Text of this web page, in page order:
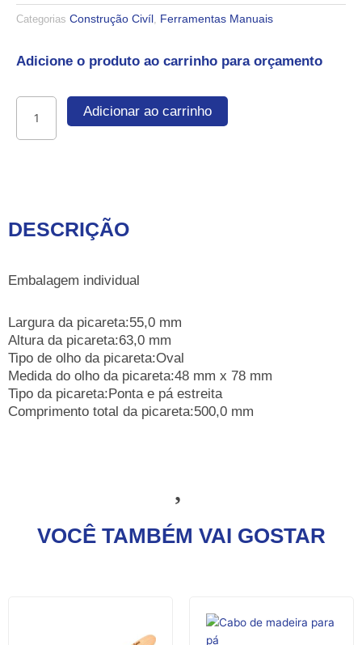
Categorias Construção Civíl, Ferramentas Manuais
Adicione o produto ao carrinho para orçamento
(ponta
e
Adicionar ao carrinho
DESCRIÇÃO
Embalagem individual
Largura da picareta:55,0 mm
Altura da picareta:63,0 mm
Tipo de olho da picareta:Oval
Medida do olho da picareta:48 mm x 78 mm
Tipo da picareta:Ponta e pá estreita
Comprimento total da picareta:500,0 mm
VOCÊ TAMBÉM VAI GOSTAR